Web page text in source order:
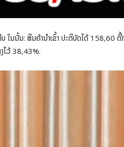
ນນັ້ນ: ສິນຄ້ານໍາເຂົ້າ ປະຕິບັດໄດ້ 158,60
ໄວ້ 38,43%.